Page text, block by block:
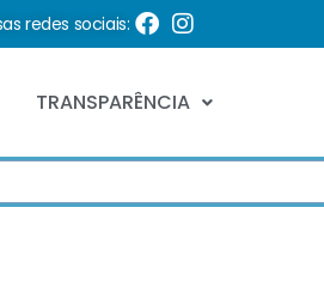
redes sociais:
TRANSPARÊNCIA